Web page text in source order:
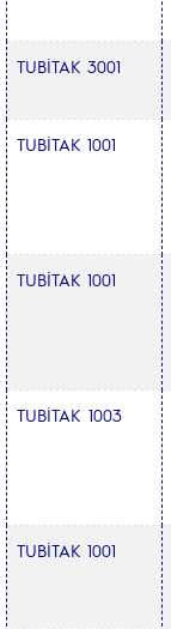
TUBİTAK 3001
TUBİTAK 1001
TUBİTAK 1001
TUBİTAK 1003
TUBİTAK 1001